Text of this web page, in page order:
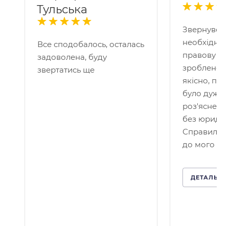
Тульська
Все сподобалось, осталась
задоволена, буду
звертатись ще
Звернувся
правову
зроблено
якісно,
було дуже
роз'яснено
без
Справило
до мого